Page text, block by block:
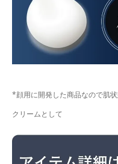
*顔用に開発した商品なので肌
クリームとして